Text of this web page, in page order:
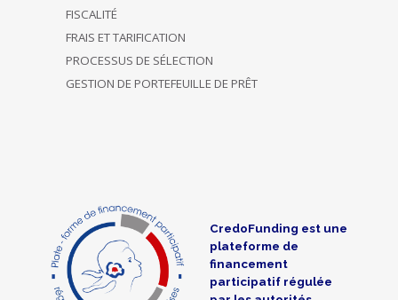
FISCALITÉ
FRAIS ET TARIFICATION
PROCESSUS DE SÉLECTION
GESTION DE PORTEFEUILLE DE PRÊT
CredoFunding est une
plateforme de
financement
participatif régulée